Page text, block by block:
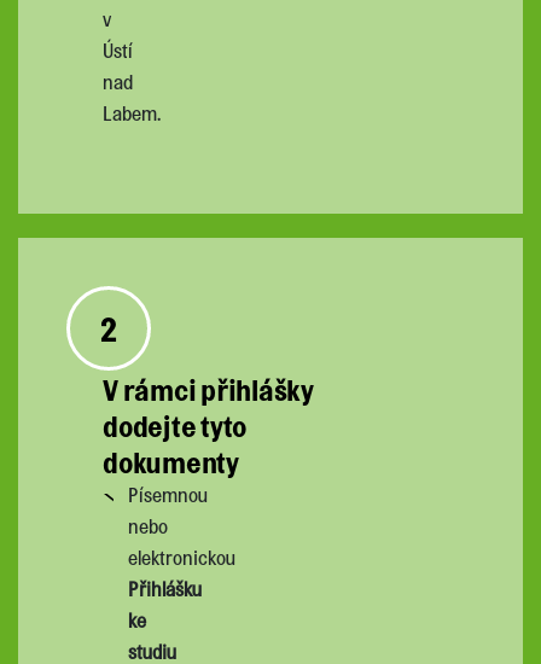
v
Ústí
nad
Labem.
2
V rámci přihlášky
dodejte tyto
dokumenty
Písemnou
nebo
elektronickou
Přihlášku
ke
studiu